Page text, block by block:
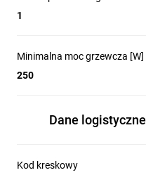
1
Minimalna moc grzewcza [W]
250
Dane logistyczne
Kod kreskowy